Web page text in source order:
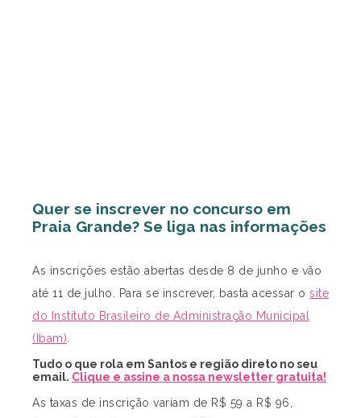
Quer se inscrever no concurso em
Praia Grande? Se liga nas informações
As inscrições estão abertas desde 8 de junho e vão
até 11 de julho. Para se inscrever, basta acessar o site
do Instituto Brasileiro de Administração Municipal
(Ibam).
Tudo o que rola em Santos e região direto no seu
email. Clique e assine a nossa newsletter gratuita!
As taxas de inscrição variam de R$ 59 a R$ 96,